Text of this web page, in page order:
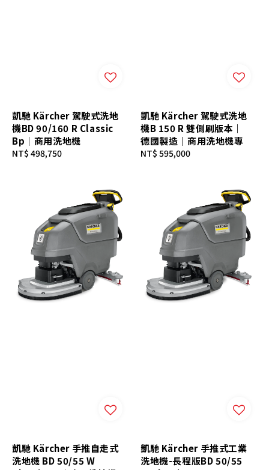
凱馳 Kärcher 駕駛式洗地
機BD 90/160 R Classic
Bp｜商用洗地機
Regular
NT$ 498,750
凱馳 Kärcher 駕駛式洗地
機B 150 R 雙側刷版本｜
德國製造｜商用洗地機專
Regular
NT$ 595,000
凱馳 Kärcher 手推自走式
洗地機 BD 50/55 W
凱馳 Kärcher 手推式工業
洗地機-長程版BD 50/55